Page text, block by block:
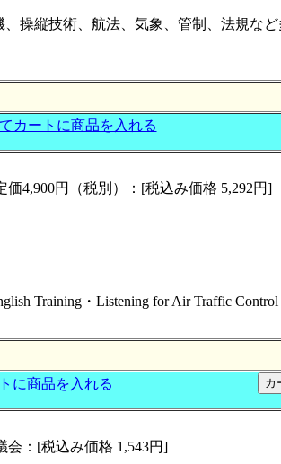
操縦技術、航法、気象、管制、法規な
4,900円（税別）：[税込み価格 5,292円]
Training・Listening for Air Traffic
：[税込み価格 1,543円]